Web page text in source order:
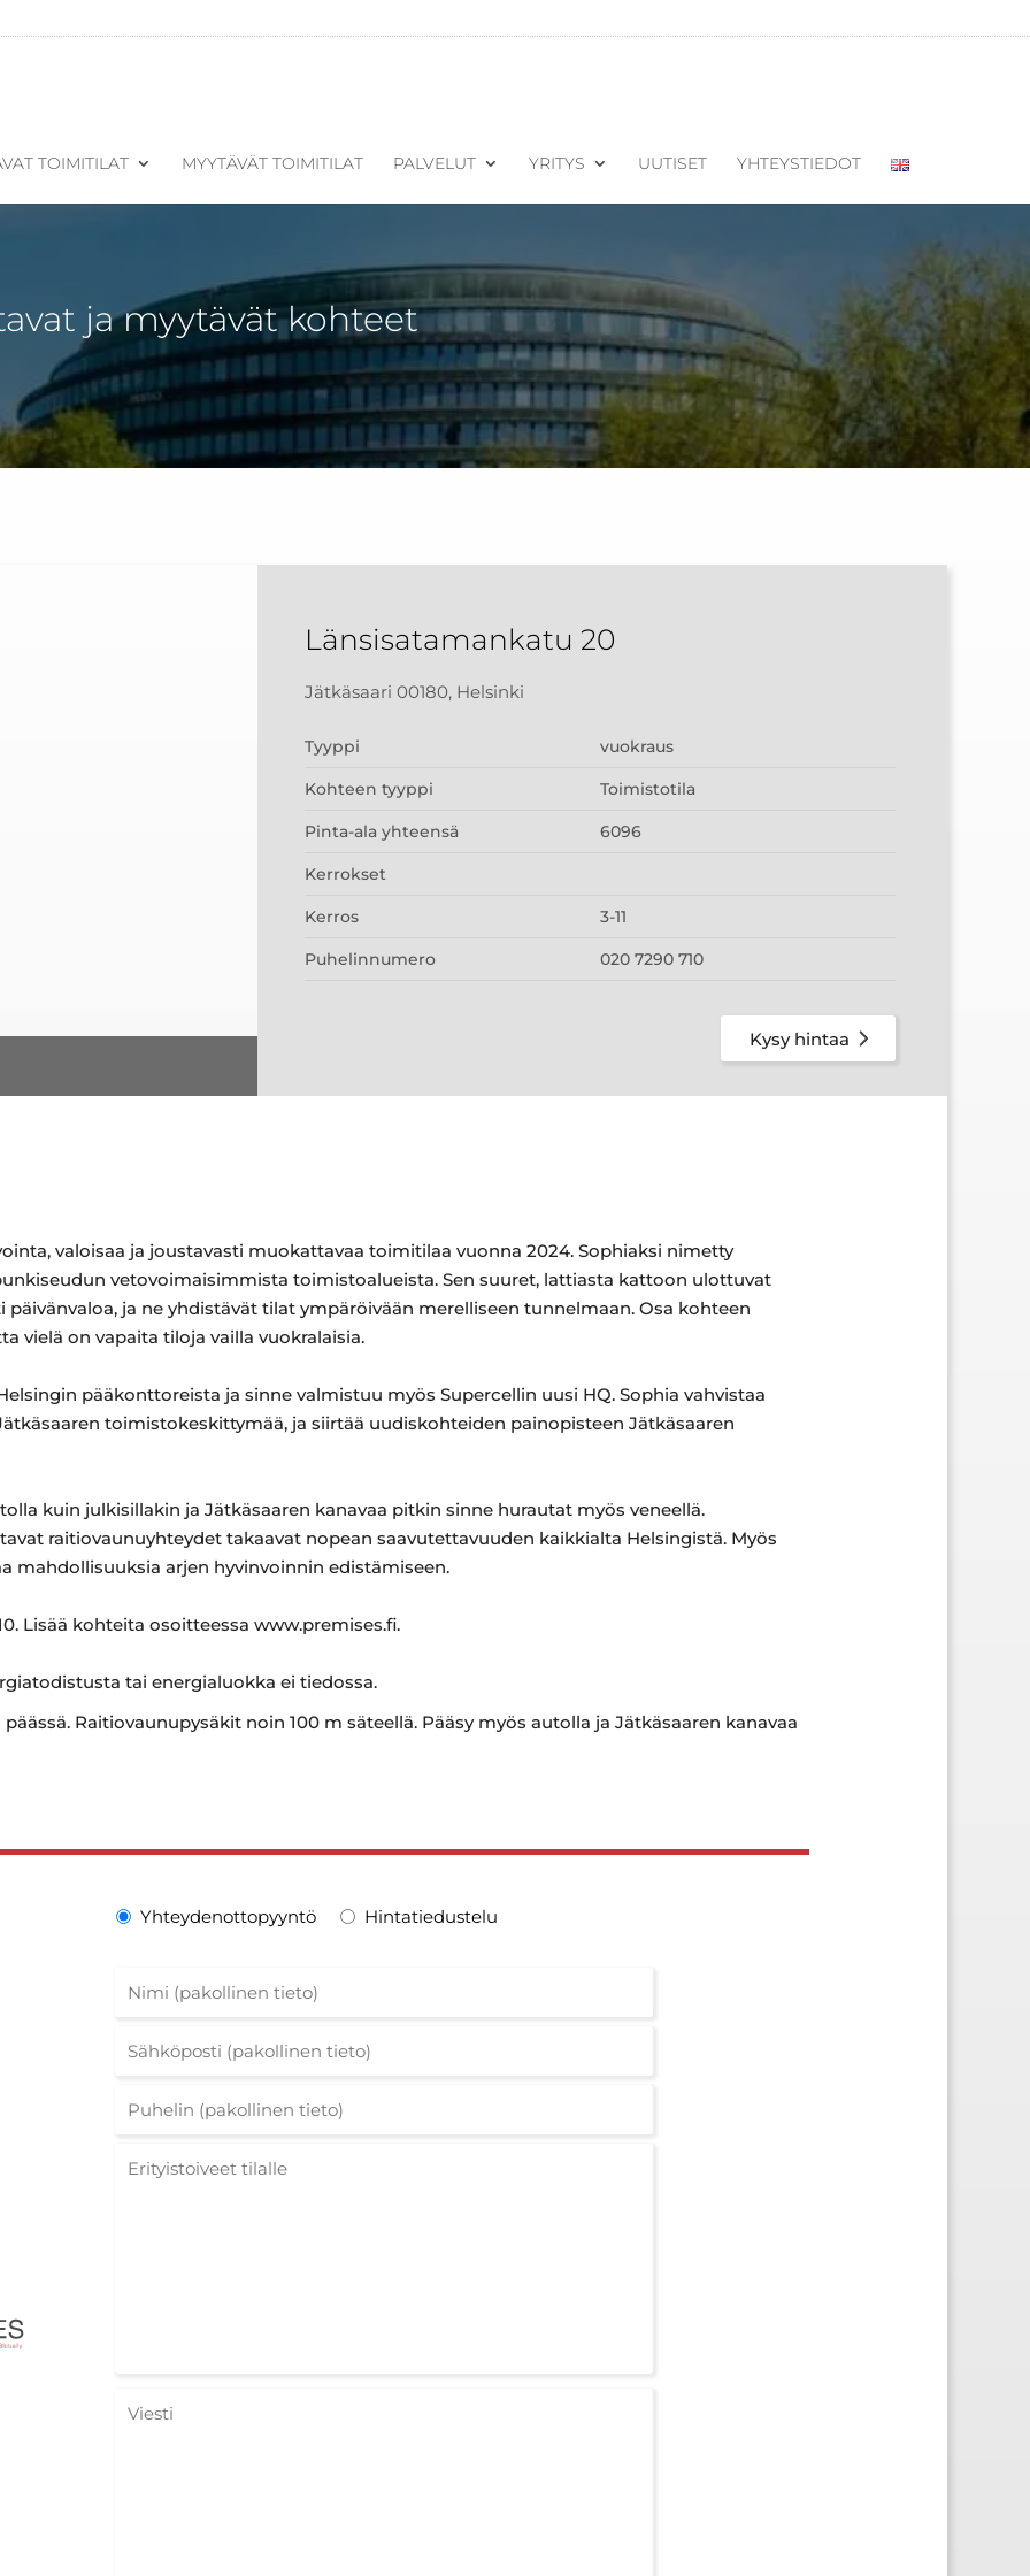
TOIMITILAT MYYTÄVÄT TOIMITILAT PALVELUT YRITYS UUTISET YHTEYSTIEDOT
ja myytävät kohteet
Länsisatamankatu 20
Jätkäsaari 00180, Helsinki
Tyyppi vuokraus
Kohteen tyyppi Toimistotila
Pinta-ala yhteensä 6096
Kerrokset
Kerros 3-11
Puhelinnumero 020 7290 710
Kysy hintaa
valoisaa ja joustavasti muokattavaa toimitilaa vuonna 2024. Sophiaksi nimetty
vetovoimaisimmista toimistoalueista. Sen suuret, lattiasta kattoon ulottuvat
päivänvaloa, ja ne yhdistävät tilat ympäröivään merelliseen tunnelmaan. Osa kohteen
vielä on vapaita tiloja vailla vuokralaisia.
pääkonttoreista ja sinne valmistuu myös Supercellin uusi HQ. Sophia vahvistaa
toimistokeskittymää, ja siirtää uudiskohteiden painopisteen Jätkäsaaren
kuin julkisillakin ja Jätkäsaaren kanavaa pitkin sinne hurautat myös veneellä.
raitiovaunuyhteydet takaavat nopean saavutettavuuden kaikkialta Helsingistä. Myös
mahdollisuuksia arjen hyvinvoinnin edistämiseen.
Lisää kohteita osoitteessa www.premises.fi.
tai energialuokka ei tiedossa.
Raitiovaunupysäkit noin 100 m säteellä. Pääsy myös autolla ja Jätkäsaaren kanavaa
Yhteydenottopyyntö Hintatiedustelu